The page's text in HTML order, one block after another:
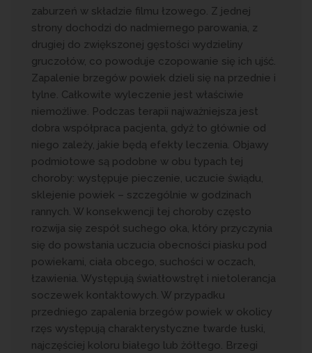
zaburzeń w składzie filmu łzowego. Z jednej
strony dochodzi do nadmiernego parowania, z
drugiej do zwiększonej gęstości wydzieliny
gruczołów, co powoduje czopowanie się ich ujść.
Zapalenie brzegów powiek dzieli się na przednie i
tylne. Całkowite wyleczenie jest właściwie
niemożliwe. Podczas terapii najważniejsza jest
dobra współpraca pacjenta, gdyż to głównie od
niego zależy, jakie będą efekty leczenia. Objawy
podmiotowe są podobne w obu typach tej
choroby: występuje pieczenie, uczucie świądu,
sklejenie powiek – szczególnie w godzinach
rannych. W konsekwencji tej choroby często
rozwija się zespół suchego oka, który przyczynia
się do powstania uczucia obecności piasku pod
powiekami, ciała obcego, suchości w oczach,
łzawienia. Występują światłowstręt i nietolerancja
soczewek kontaktowych. W przypadku
przedniego zapalenia brzegów powiek w okolicy
rzęs występują charakterystyczne twarde łuski,
najczęściej koloru białego lub żółtego. Brzegi